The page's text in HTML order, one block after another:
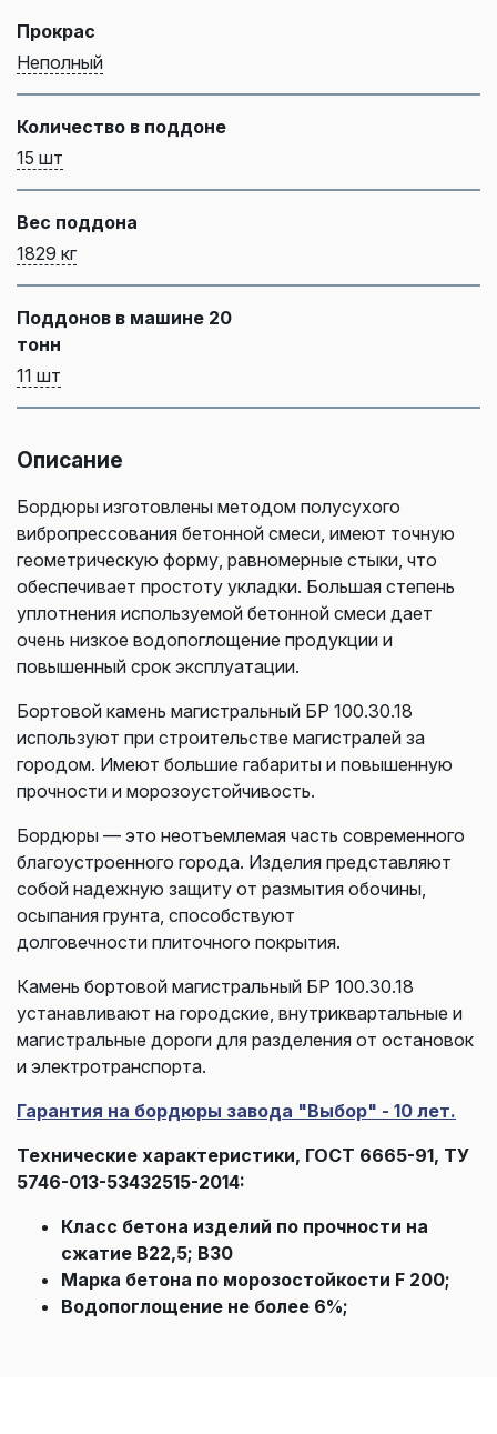
Прокрас
Неполный
Количество в поддоне
15 шт
Вес поддона
1829 кг
Поддонов в машине 20
тонн
11 шт
Описание
Бордюры изготовлены методом полусухого
вибропрессования бетонной смеси, имеют точную
геометрическую форму, равномерные стыки, что
обеспечивает простоту укладки. Большая степень
уплотнения используемой бетонной смеси дает
очень низкое водопоглощение продукции и
повышенный срок эксплуатации.
Бортовой камень магистральный БР 100.30.18
используют при строительстве магистралей за
городом. Имеют большие габариты и повышенную
прочности и морозоустойчивость.
Бордюры — это неотъемлемая часть современного
благоустроенного города. Изделия представляют
собой надежную защиту от размытия обочины,
осыпания грунта, способствуют
долговечности плиточного покрытия.
Камень бортовой магистральный БР 100.30.18
устанавливают на городские, внутриквартальные и
магистральные дороги для разделения от остановок
и электротранспорта.
Гарантия на бордюры завода "Выбор" - 10 лет.
Технические характеристики, ГОСТ 6665-91, ТУ
5746-013-53432515-2014:
Класс бетона изделий по прочности на
сжатие В22,5; B30
Марка бетона по морозостойкости F 200;
Водопоглощение не более 6%;